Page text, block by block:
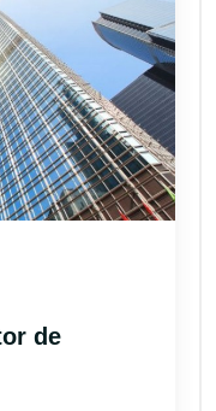
de